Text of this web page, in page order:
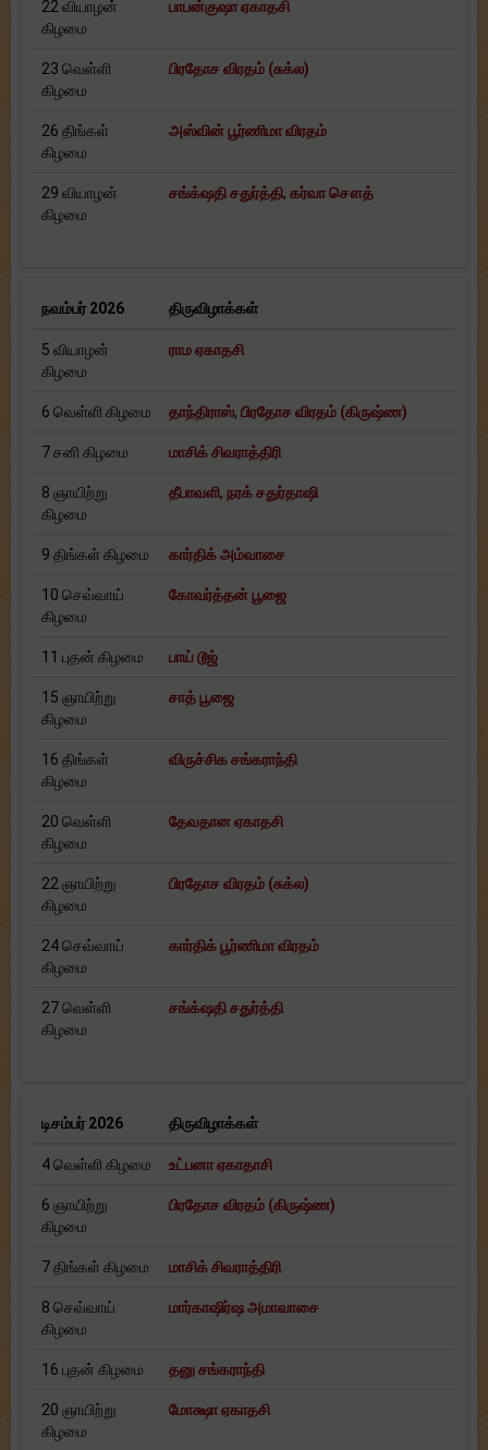
22 வியாழன்
கிழமை
பாபன்குஷா ஏகாதசி
23 வெள்ளி
கிழமை
பிரதோச விரதம் (சுக்ல)
26 திங்கள்
கிழமை
அஸ்வின் பூர்ணிமா விரதம்
29 வியாழன்
கிழமை
சங்க்‌ஷதி சதுர்த்தி, கர்வா சௌத்
நவம்பர் 2026 திருவிழாக்கள்
5 வியாழன்
கிழமை
ராம ஏகாதசி
6 வெள்ளி கிழமை தாந்திராஸ், பிரதோச விரதம் (கிருஷ்ண)
7 சனி கிழமை மாசிக் சிவராத்திரி
8 ஞாயிற்று
கிழமை
தீபாவளி, நரக் சதுர்தாஷி
9 திங்கள் கிழமை கார்திக் அம்வாசை
10 செவ்வாய்
கிழமை
கோவர்த்தன் பூஜை
11 புதன் கிழமை பாய் டூஜ்
15 ஞாயிற்று
கிழமை
சாத் பூஜை
16 திங்கள்
கிழமை
விருச்சிக சங்கராந்தி
20 வெள்ளி
கிழமை
தேவதான ஏகாதசி
22 ஞாயிற்று
கிழமை
பிரதோச விரதம் (சுக்ல)
24 செவ்வாய்
கிழமை
கார்திக் பூர்ணிமா விரதம்
27 வெள்ளி
கிழமை
சங்க்‌ஷதி சதுர்த்தி
டிசம்பர் 2026 திருவிழாக்கள்
4 வெள்ளி கிழமை உட்பனா ஏகாதாசி
6 ஞாயிற்று
கிழமை
பிரதோச விரதம் (கிருஷ்ண)
7 திங்கள் கிழமை மாசிக் சிவராத்திரி
8 செவ்வாய்
கிழமை
மார்காஷிர்ஷ அமாவாசை
16 புதன் கிழமை தனு சங்கராந்தி
20 ஞாயிற்று
கிழமை
மோக்ஷா ஏகாதசி